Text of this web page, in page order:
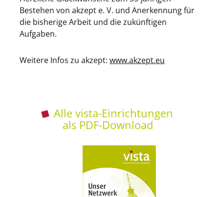
Bestehen von akzept e. V. und Anerkennung für
die bisherige Arbeit und die zukünftigen
Aufgaben.
Weitere Infos zu akzept: www.akzept.eu
Alle vista-Einrichtungen
als PDF-Download